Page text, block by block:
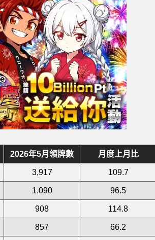
2026年5月領牌數 月度上月比
3,917 109.7
1,090 96.5
908 114.8
857 66.2